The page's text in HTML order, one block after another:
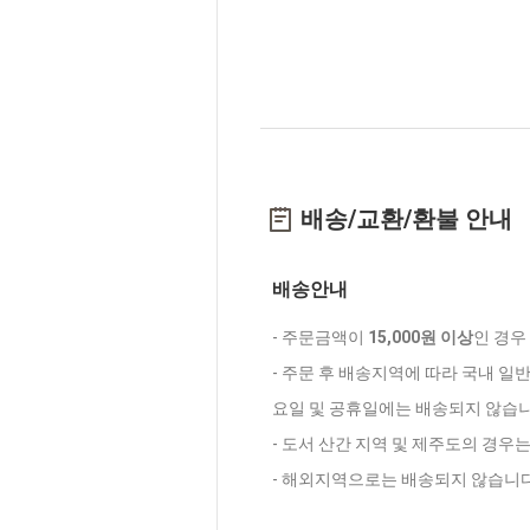
배송/교환/환불 안내
배송안내
- 주문금액이 15,000원 이상인 경
- 주문 후 배송지역에 따라 국내 일
요일 및 공휴일에는 배송되지 않습
- 도서 산간 지역 및 제주도의 경우
- 해외지역으로는 배송되지 않습니